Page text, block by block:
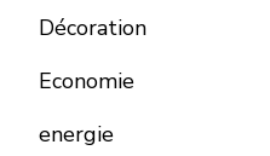
Décoration
Economie
energie